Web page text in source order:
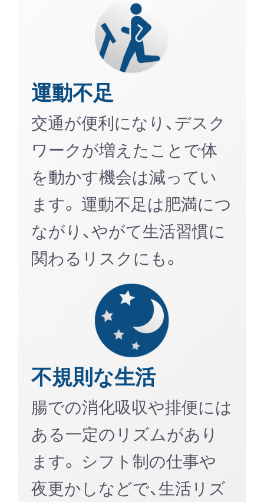
運動不足
交通が便利になり、デスク
ワークが増えたことで体
を動かす機会は減ってい
ます。 運動不足は肥満につ
ながり、やがて生活習慣に
関わるリスクにも。
不規則な生活
腸での消化吸収や排便には
ある一定のリズムがあり
ます。 シフト制の仕事や
夜更かしなどで、生活リズ